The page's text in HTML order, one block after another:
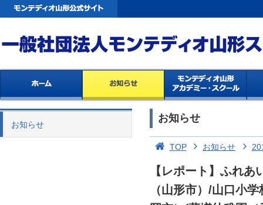
お知らせ
お知らせ
TOP お知らせ
【レポート】ふれ
（山形市）/山口小